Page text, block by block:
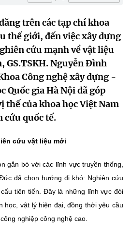
nghệ
tử
hành
trên các tạp chí khoa
thế giới, đến việc xây dựng
cứu mạnh về vật liệu
GS.TSKH. Nguyễn Đình
Công nghệ xây dựng -
Quốc gia Hà Nội đã góp
thế của khoa học Việt Nam
cứu quốc tế.
cứu vật liệu mới
gắn bó với các lĩnh vực truyền thống,
đã chọn hướng đi khó: Nghiên cứu
tiên tiến. Đây là những lĩnh vực đòi
học, vật lý hiện đại, đồng thời yêu cầu
nghiệp công nghệ cao.